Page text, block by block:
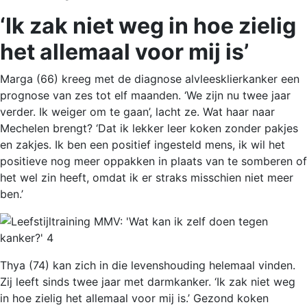
‘Ik zak niet weg in hoe zielig
het allemaal voor mij is’
Marga (66) kreeg met de diagnose alvleesklierkanker een
prognose van zes tot elf maanden. ‘We zijn nu twee jaar
verder. Ik weiger om te gaan’, lacht ze. Wat haar naar
Mechelen brengt? ‘Dat ik lekker leer koken zonder pakjes
en zakjes. Ik ben een positief ingesteld mens, ik wil het
positieve nog meer oppakken in plaats van te somberen of
het wel zin heeft, omdat ik er straks misschien niet meer
ben.’
Thya (74) kan zich in die levenshouding helemaal vinden.
Zij leeft sinds twee jaar met darmkanker. ‘Ik zak niet weg
in hoe zielig het allemaal voor mij is.’ Gezond koken